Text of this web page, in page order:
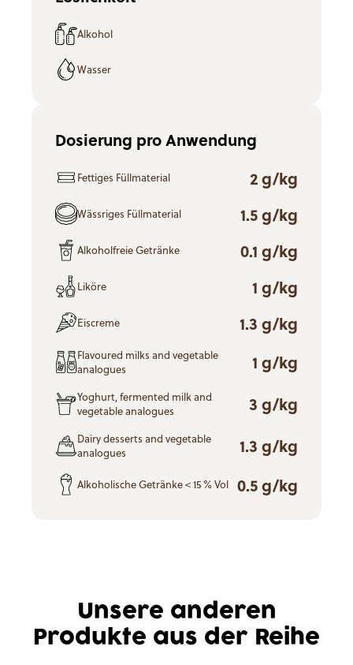
Alkohol
Wasser
Dosierung pro Anwendung
Fettiges Füllmaterial 2 g/kg
Wässriges Füllmaterial 1.5 g/kg
Alkoholfreie Getränke 0.1 g/kg
Liköre 1 g/kg
Eiscreme 1.3 g/kg
Flavoured milks and vegetable
analogues
1 g/kg
Yoghurt, fermented milk and
vegetable analogues
3 g/kg
Dairy desserts and vegetable
analogues
1.3 g/kg
Alkoholische Getränke < 15 % Vol 0.5 g/kg
Unsere anderen
Produkte aus der Reihe